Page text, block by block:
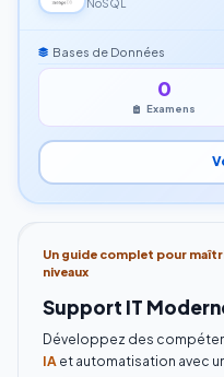
NoSQL
Bases de Données
0
Examens
Un guide complet pour
niveaux
Support IT
Développez des
IA et automatisation avec